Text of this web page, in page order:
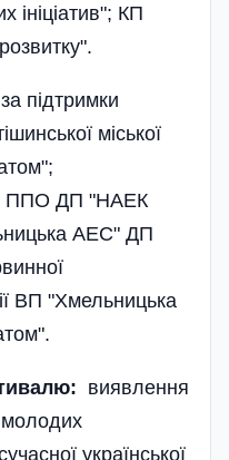
ініціатив"; КП
під­­т­римки
міської
ППО ДП "НАЕК
АЕС" ДП
ВП "Хмельницька
виявлення
молодих
української